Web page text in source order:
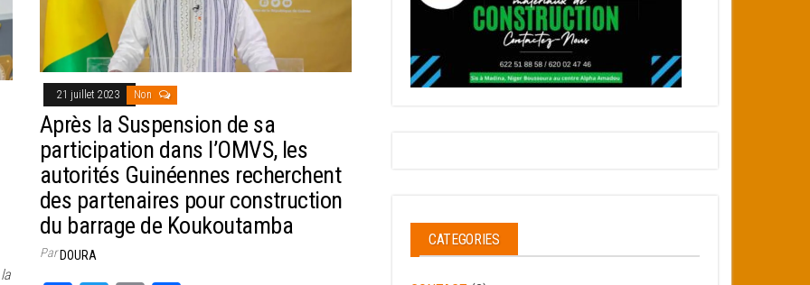
21 juillet 2023 Non
Après la Suspension de sa
participation dans l’OMVS, les
autorités Guinéennes recherchent
des partenaires pour construction
du barrage de Koukoutamba
ParDOURA
CATEGORIES